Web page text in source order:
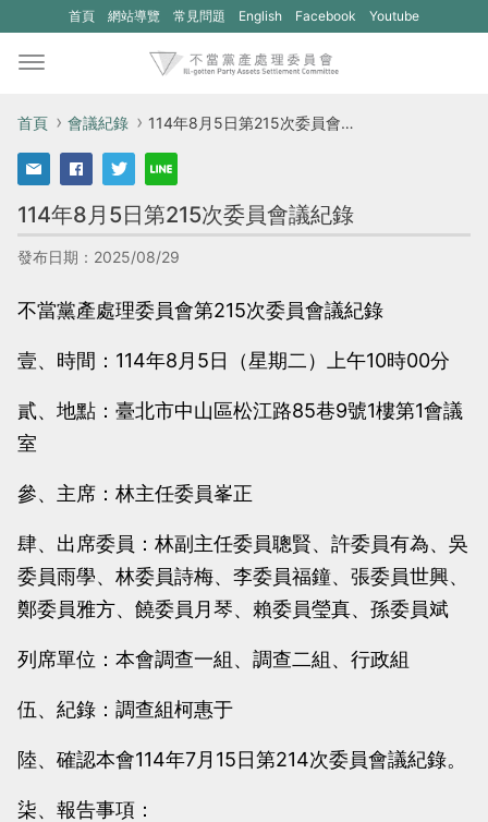
首頁 網站導覽 常見問題 English
(另
視
開
個
網
黨
產
處
委
Facebook
(另
個
網
黨
產
處
委
Youtube
首頁 會議紀錄 114年8月5日第215次委員會議紀錄
114年8月5日第215次委員會議紀錄
發布日期：2025/08/29
不當黨產處理委員會第215次委員會議紀錄
壹、時間：114年8月5日（星期二）上午10時00分
貳、地點：臺北市中山區松江路85巷9號1樓第1會議
室
參、主席：林主任委員峯正
肆、出席委員：林副主任委員聰賢、許委員有為、吳
委員雨學、林委員詩梅、李委員福鐘、張委員世興、
鄭委員雅方、饒委員月琴、賴委員瑩真、孫委員斌
列席單位：本會調查一組、調查二組、行政組
伍、紀錄：調查組柯惠于
陸、確認本會114年7月15日第214次委員會議紀錄。
柒、報告事項：